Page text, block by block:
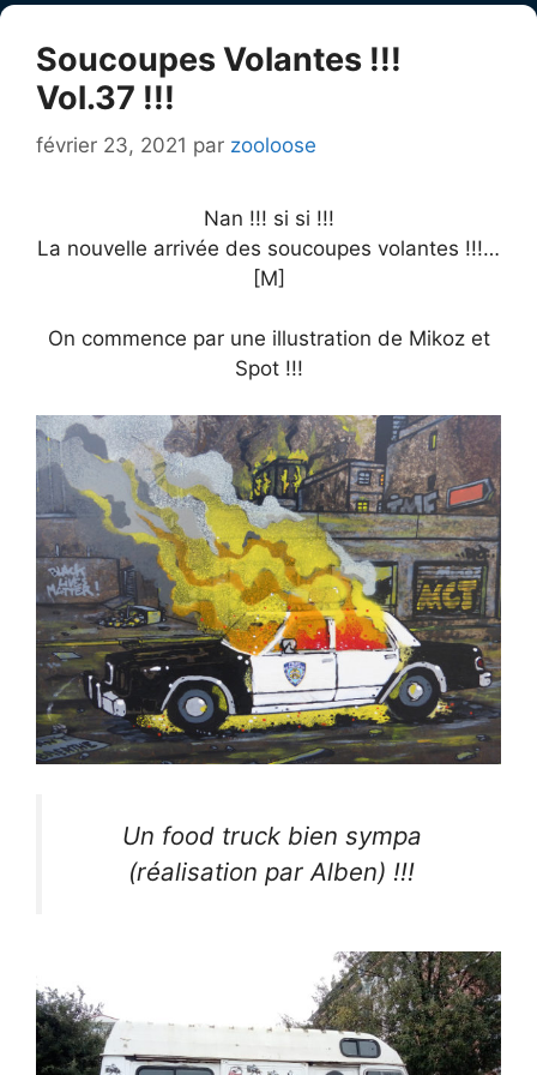
Soucoupes Volantes !!!
Vol.37 !!!
février 23, 2021 par zooloose
Nan !!! si si !!!
La nouvelle arrivée des soucoupes volantes !!!…
[M]
On commence par une illustration de Mikoz et
Spot !!!
Un food truck bien sympa
(réalisation par Alben) !!!